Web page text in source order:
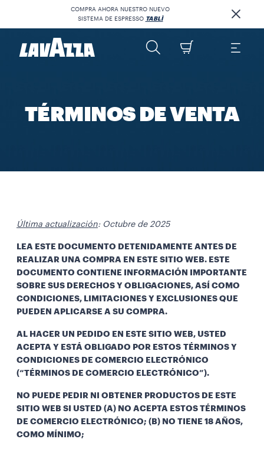
COMPRA AHORA NUESTRO NUEVO
SISTEMA DE ESPRESSO TABLÌ
TÉRMINOS DE VENTA
Última actualización: Octubre de 2025
LEA ESTE DOCUMENTO DETENIDAMENTE ANTES DE
REALIZAR UNA COMPRA EN ESTE SITIO WEB. ESTE
DOCUMENTO CONTIENE INFORMACIÓN IMPORTANTE
SOBRE SUS DERECHOS Y OBLIGACIONES, ASÍ COMO
CONDICIONES, LIMITACIONES Y EXCLUSIONES QUE
PUEDEN APLICARSE A SU COMPRA.
AL HACER UN PEDIDO EN ESTE SITIO WEB, USTED
ACEPTA Y ESTÁ OBLIGADO POR ESTOS TÉRMINOS Y
CONDICIONES DE COMERCIO ELECTRÓNICO
(“TÉRMINOS DE COMERCIO ELECTRÓNICO”).
NO PUEDE PEDIR NI OBTENER PRODUCTOS DE ESTE
SITIO WEB SI USTED (A) NO ACEPTA ESTOS TÉRMINOS
DE COMERCIO ELECTRÓNICO; (B) NO TIENE 18 AÑOS,
COMO MÍNIMO;